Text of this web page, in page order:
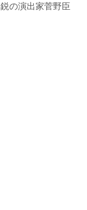
の演出家菅野臣